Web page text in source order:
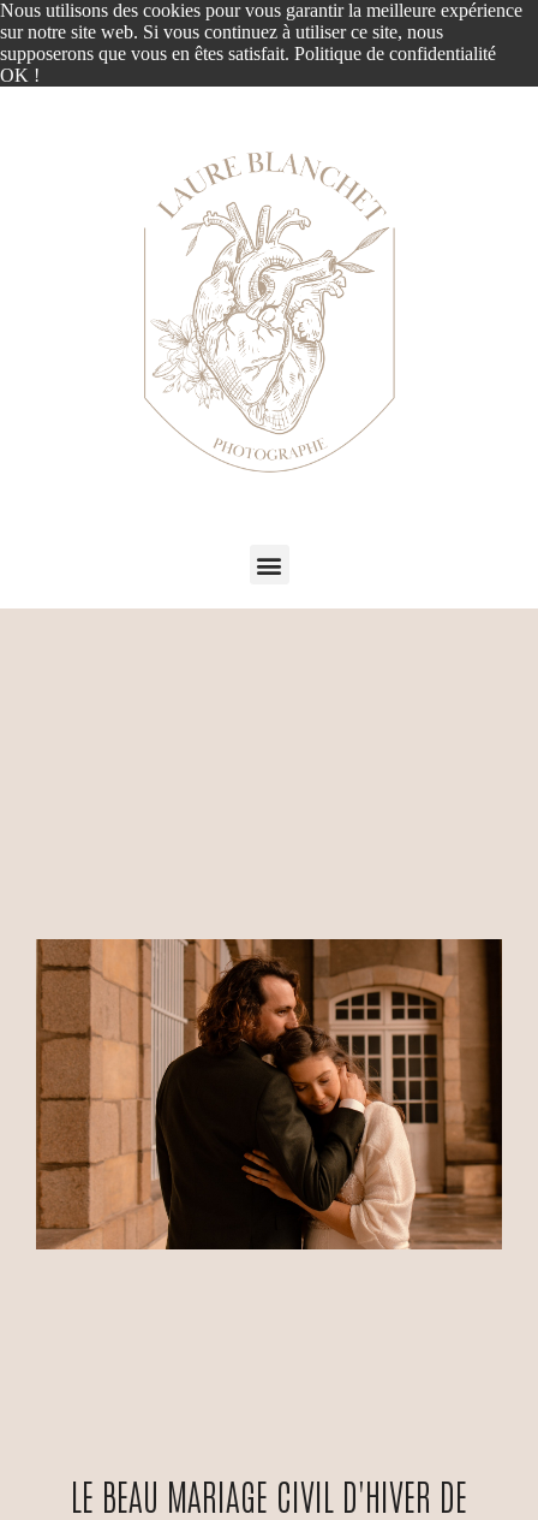
Nous utilisons des cookies pour vous garantir la meilleure expérience
sur notre site web. Si vous continuez à utiliser ce site, nous
supposerons que vous en êtes satisfait. Politique de confidentialité
OK !
LE BEAU MARIAGE CIVIL D'HIVER DE